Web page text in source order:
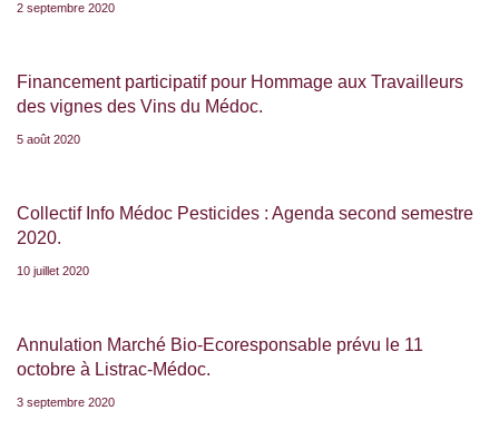
2 septembre 2020
Financement participatif pour Hommage aux Travailleurs
des vignes des Vins du Médoc.
5 août 2020
Collectif Info Médoc Pesticides : Agenda second semestre
2020.
10 juillet 2020
Annulation Marché Bio-Ecoresponsable prévu le 11
octobre à Listrac-Médoc.
3 septembre 2020